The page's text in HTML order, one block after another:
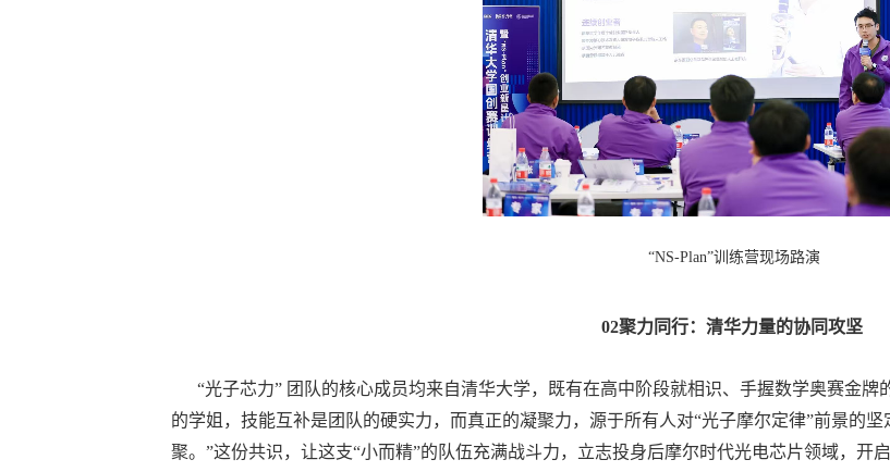
“NS-Plan”训练营现场路演
02聚力同行：清华力量的协同攻坚
“光子芯力” 团队的核心成员均来自清华大学，既有在高中阶段就相识、手握数学奥赛金牌
的学姐，技能互补是团队的硬实力，而真正的凝聚力，源于所有人对“光子摩尔定律”前景的
聚。”这份共识，让这支“小而精”的队伍充满战斗力，立志投身后摩尔时代光电芯片领域，开启